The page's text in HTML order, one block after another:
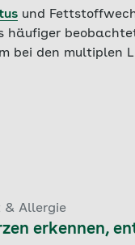
und
bei den multiplen
& Allergie
erkennen,